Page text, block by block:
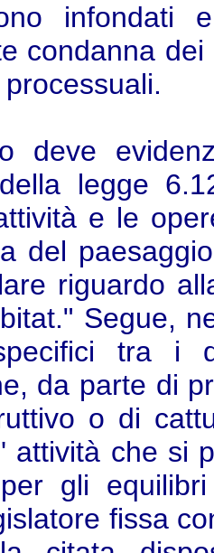
infondati
condanna
deve
legge
e le
del
riguardo
Segue,
tra i
da parte di
o di
attività che si
gli
fissa